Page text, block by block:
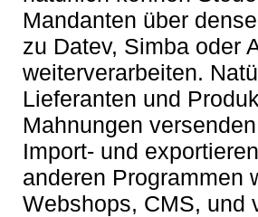
Mandanten über
zu Datev, Simba oder
weiterverarbeiten.
Lieferanten und
Mahnungen
Import- und
anderen Programmen
Webshops, CMS, und